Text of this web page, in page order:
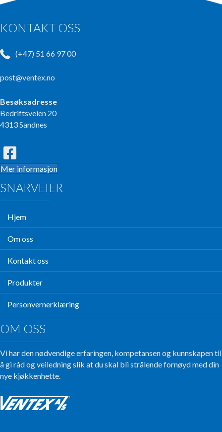
KONTAKT OSS
(+47) 51 66 97 00
post@ventex.no
Besøksadresse
Bedriftsveien 20
4313 Sandnes
Mer informasjon
SNARVEIER
Hjem
Om oss
Kontakt oss
Produkter
Personvernerklæring
OM OSS
Vi har den nødvendige erfaringen, kompetansen og kunnskapen til
å gi råd og veiledning slik at du skal bli strålende fornøyd med din
nye kjøkkenhette.